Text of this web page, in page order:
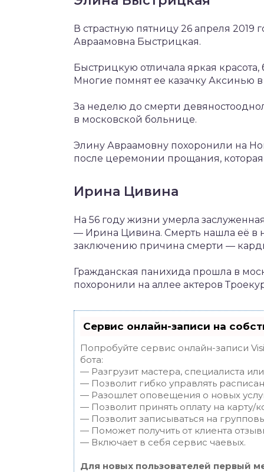
В страстную пятницу 26 апреля 2019
Авраамовна Быстрицкая.
Быстрицкую отличала яркая
Многие помнят ее казачку Аксинью
За неделю до смерти
в московской больнице.
Элину Авраамовну похоронили на
после церемонии прощания, которая
Ирина Цивина
На 56 году жизни умерла
— Ирина Цивина. Смерть нашла её в
заключению причина смерти —
Гражданская панихида прошла в
похоронили на аллее актеров
Сервис онлайн-записи на
Попробуйте сервис онлайн-записи
бота:
— Разгрузит мастера, специалиста
— Позволит гибко управлять
— Разошлет оповещения о новых
— Позволит принять оплату на карту/
— Позволит записываться на
— Поможет получить от клиента
— Включает в себя сервис чаевых.
Для новых пользователей первый